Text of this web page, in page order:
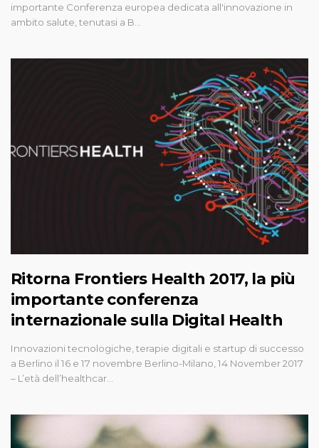
importante Conferenza europea dedicata all'innovazione in
ambito salute, tenutasi a B…
Ritorna Frontiers Health 2017, la più
importante conferenza
internazionale sulla Digital Health
Innovazioni tecnologiche, terapie digitali e startup di successo
a Berlino il 16 e 17 novembre Berlino-Milano, 14 November 2017
– L’età dell’healthcar…